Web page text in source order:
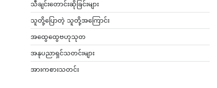
သီချင်းတောင်းဆိုခြင်းများ
သူတို့ပြောတဲ့ သူတို့အကြောင်း
အထွေထွေဗဟုသုတ
အနုပညာရှင်သတင်းများ
အားကစားသတင်း